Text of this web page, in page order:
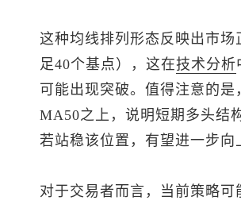
这种均线排列形态反映出市
足40个基点），这在技术分析
可能出现突破。值得注意的
MA50之上，说明短期多头结
若站稳该位置，有望进一步
对于交易者而言，当前策略